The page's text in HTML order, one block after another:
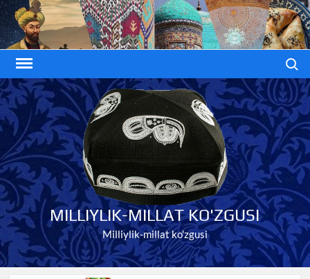
Skip
to
content
MILLIYLIK-MILLAT KO'ZGUSI
Milliylik-millat ko'zgusi